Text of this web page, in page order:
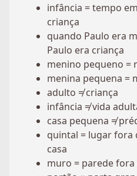
infância = tempo
criança
quando Paulo era
Paulo era criança
menino pequeno =
menina pequena =
adulto ≠ criança
infância ≠ vida
casa pequena ≠
quintal = lugar fora
casa
muro = parede fora